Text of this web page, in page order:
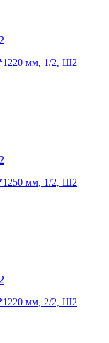
мм, 1/2, Ш2
мм, 1/2, Ш2
мм, 2/2, Ш2